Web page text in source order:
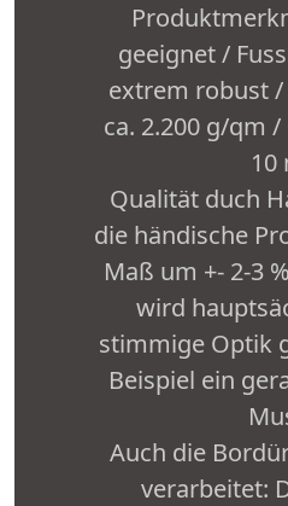
geeignet /
extrem robust
ca. 2.200 g/qm
10
Qualität duch
die händische
Maß um +- 2-3
wird
stimmige Optik
Beispiel ein
Auch die
verarbeitet: